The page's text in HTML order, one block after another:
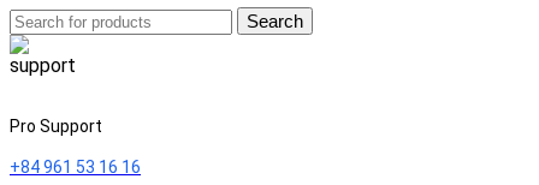
Search
Pro Support
+84 961 53 16 16